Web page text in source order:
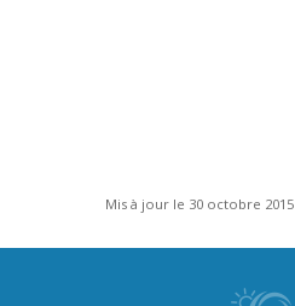
Mis à jour le 30 octobre 2015